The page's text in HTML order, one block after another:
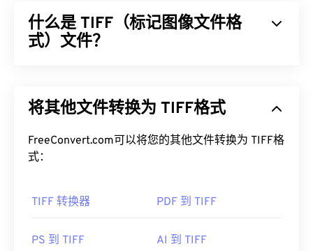
且具有设备独立性，是 WMF 16 位文件格式的改进
版。
默认的 EMF 打开程序是XnView MP，它可以跨平台
运行。在 Microsoft Windows (Windows) 上，
CorelDraw Graphics Suite是一个常用的 WMF 打开
程序。在 macOS 上，可以尝试
可以尝试的其他查看器包括 Windows 上的
Paint。
什么是 TIFF（标记图像文件格
式）文件？
桌面出版。TIFF 的位图和光栅结构使其能够灵活地
面的容器。
打开 TIFF 文件最常用的程序是 Windows 版
款名为 XnView MP 的
免费独立程序。如果您在打开
将其他文件转换为 TIFF格式
FreeConvert.com可以将您的其他文件转换为 TIFF格
式：
TIFF 转换器 PDF 到 TIFF
PS 到 TIFF AI 到 TIFF